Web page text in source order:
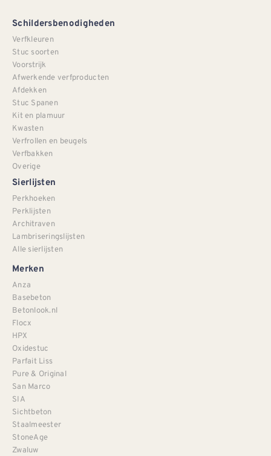
Schildersbenodigheden
Verfkleuren
Stuc soorten
Voorstrijk
Afwerkende verfproducten
Afdekken
Stuc Spanen
Kit en plamuur
Kwasten
Verfrollen en beugels
Verfbakken
Overige
Sierlijsten
Perkhoeken
Perklijsten
Architraven
Lambriseringslijsten
Alle sierlijsten
Merken
Anza
Basebeton
Betonlook.nl
Flocx
HPX
Oxidestuc
Parfait Liss
Pure & Original
San Marco
SIA
Sichtbeton
Staalmeester
StoneAge
Zwaluw